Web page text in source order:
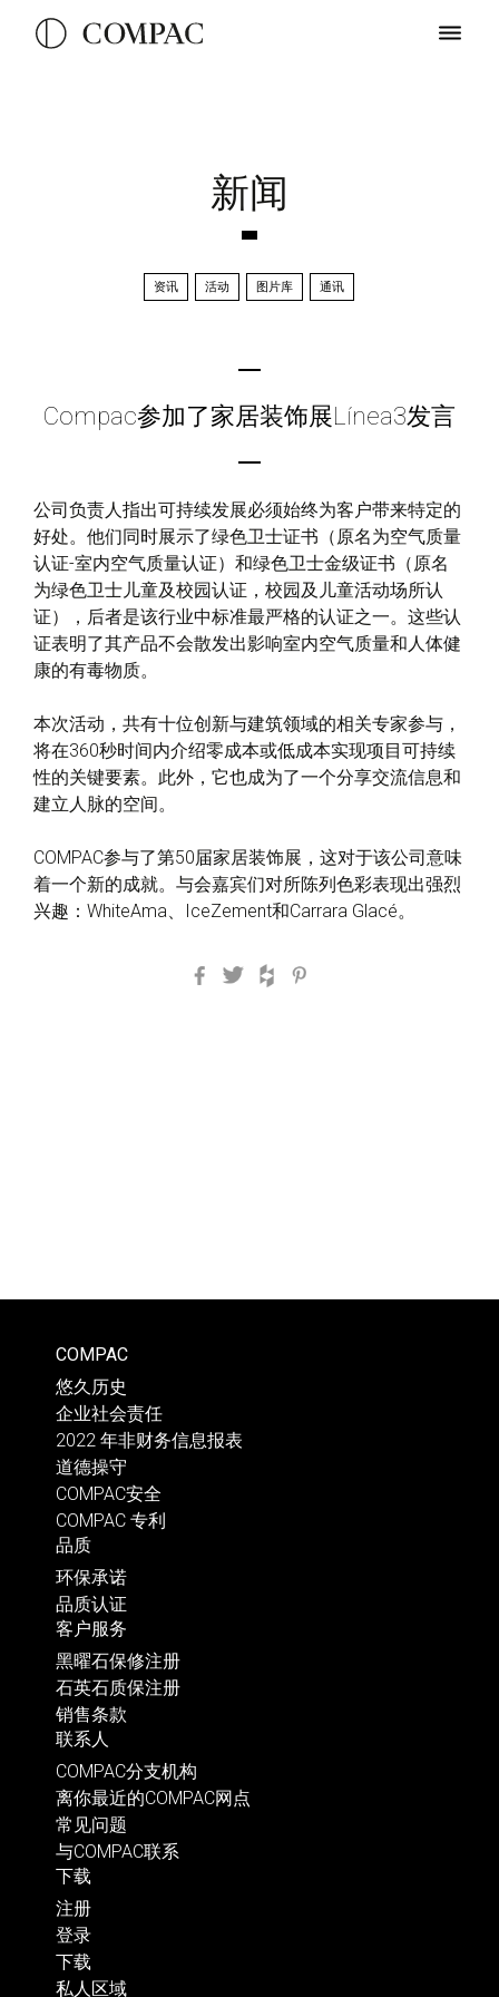
新闻
资讯 活动 图片库 通讯
Compac参加了家居装饰展Línea3发言
公司负责人指出可持续发展必须始终为客户带来特定的
好处。他们同时展示了绿色卫士证书（原名为空气质量
认证-室内空气质量认证）和绿色卫士金级证书（原名
为绿色卫士儿童及校园认证，校园及儿童活动场所认
证），后者是该行业中标准最严格的认证之一。这些认
证表明了其产品不会散发出影响室内空气质量和人体健
康的有毒物质。
本次活动，共有十位创新与建筑领域的相关专家参与，
将在360秒时间内介绍零成本或低成本实现项目可持续
性的关键要素。此外，它也成为了一个分享交流信息和
建立人脉的空间。
COMPAC参与了第50届家居装饰展，这对于该公司意味
着一个新的成就。与会嘉宾们对所陈列色彩表现出强烈
兴趣：WhiteAma、IceZement和Carrara Glacé。
Facebook
TwitterHouzz
COMPAC
悠久历史
企业社会责任
2022 年非财务信息报表
道德操守
COMPAC安全
COMPAC 专利
品质
环保承诺
品质认证
客户服务
黑曜石保修注册
石英石质保注册
销售条款
联系人
COMPAC分支机构
离你最近的COMPAC网点
常见问题
与COMPAC联系
下载
注册
登录
下载
私人区域